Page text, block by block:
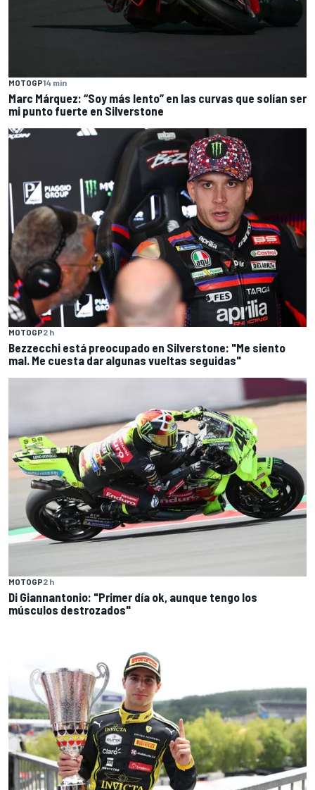
MOTOGP14 min
Marc Márquez: “Soy más lento” en las curvas que solían ser
mi punto fuerte en Silverstone
MOTOGP2 h
Bezzecchi está preocupado en Silverstone: "Me siento
mal. Me cuesta dar algunas vueltas seguidas"
MOTOGP2 h
Di Giannantonio: "Primer día ok, aunque tengo los
músculos destrozados"